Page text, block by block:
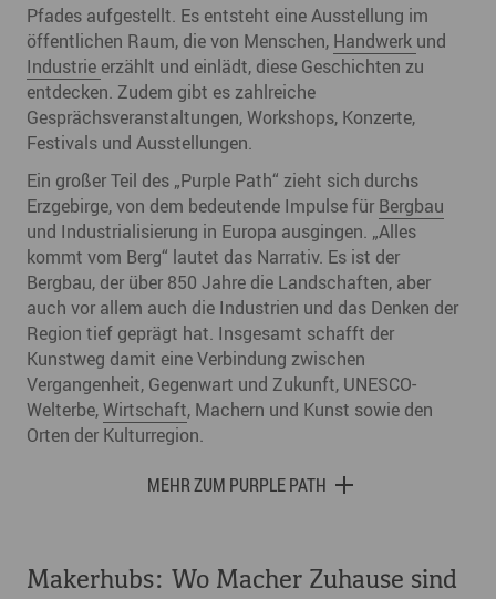
Pfades aufgestellt. Es entsteht eine Ausstellung im
öffentlichen Raum, die von Menschen, Handwerk und
Industrie erzählt und einlädt, diese Geschichten zu
entdecken. Zudem gibt es zahlreiche
Gesprächsveranstaltungen, Workshops, Konzerte,
Festivals und Ausstellungen.
Ein großer Teil des „Purple Path“ zieht sich durchs
Erzgebirge, von dem bedeutende Impulse für Bergbau
und Industrialisierung in Europa ausgingen. „Alles
kommt vom Berg“ lautet das Narrativ. Es ist der
Bergbau, der über 850 Jahre die Landschaften, aber
auch vor allem auch die Industrien und das Denken der
Region tief geprägt hat. Insgesamt schafft der
Kunstweg damit eine Verbindung zwischen
Vergangenheit, Gegenwart und Zukunft, UNESCO-
Welterbe,Wirtschaft, Machern und Kunst sowie den
Orten der Kulturregion.
MEHR ZUM PURPLE PATH
Makerhubs: Wo Macher Zuhause sind